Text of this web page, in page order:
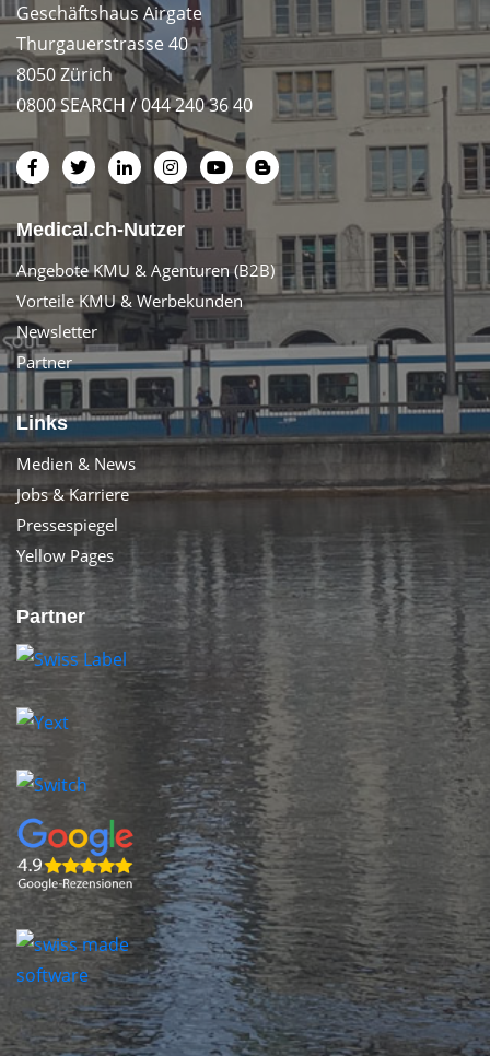
Geschäftshaus Airgate
Thurgauerstrasse 40
8050 Zürich
0800 SEARCH / 044 240 36 40
Medical.ch-Nutzer
Angebote KMU & Agenturen (B2B)
Vorteile KMU & Werbekunden
Newsletter
Partner
Links
Medien & News
Jobs & Karriere
Pressespiegel
Yellow Pages
Partner